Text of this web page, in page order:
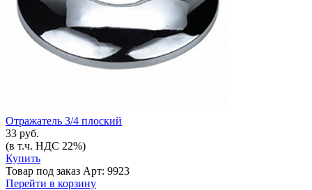
Отражатель 3/4 плоский
33 руб.
(в т.ч. НДС 22%)
Купить
Товар под заказ Арт: 9923
Перейти в корзину